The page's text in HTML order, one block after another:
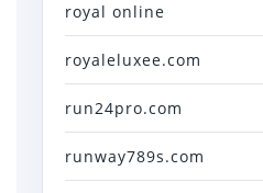
royal online
royaleluxee.com
run24pro.com
runway789s.com